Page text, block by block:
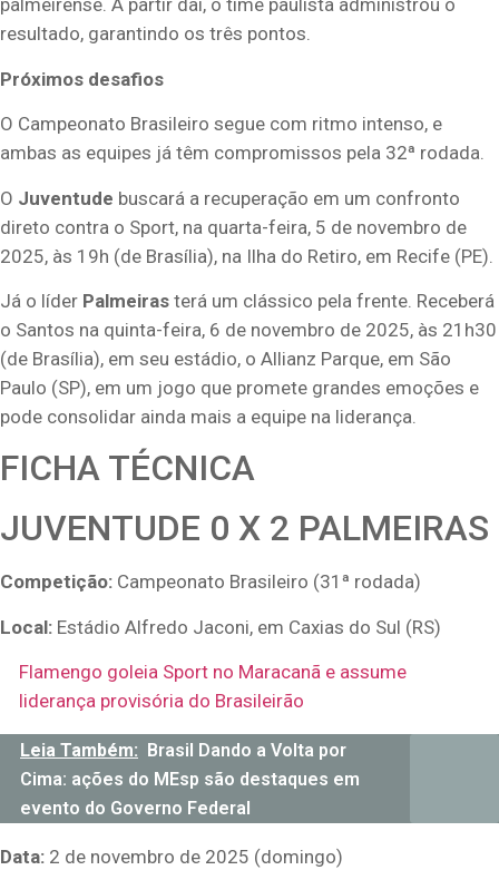
palmeirense. A partir daí, o time paulista administrou o
resultado, garantindo os três pontos.
Próximos desafios
O Campeonato Brasileiro segue com ritmo intenso, e
ambas as equipes já têm compromissos pela 32ª rodada.
O Juventude buscará a recuperação em um confronto
direto contra o Sport, na quarta-feira, 5 de novembro de
2025, às 19h (de Brasília), na Ilha do Retiro, em Recife (PE).
Já o líder Palmeiras terá um clássico pela frente. Receberá
o Santos na quinta-feira, 6 de novembro de 2025, às 21h30
(de Brasília), em seu estádio, o Allianz Parque, em São
Paulo (SP), em um jogo que promete grandes emoções e
pode consolidar ainda mais a equipe na liderança.
FICHA TÉCNICA
JUVENTUDE 0 X 2 PALMEIRAS
Competição: Campeonato Brasileiro (31ª rodada)
Local: Estádio Alfredo Jaconi, em Caxias do Sul (RS)
Flamengo goleia Sport no Maracanã e assume
liderança provisória do Brasileirão
Leia Também: Brasil Dando a Volta por
Cima: ações do MEsp são destaques em
evento do Governo Federal
Data: 2 de novembro de 2025 (domingo)